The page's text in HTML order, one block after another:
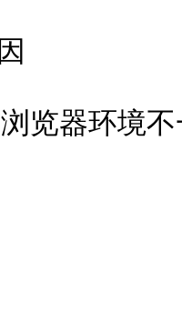
器环境不